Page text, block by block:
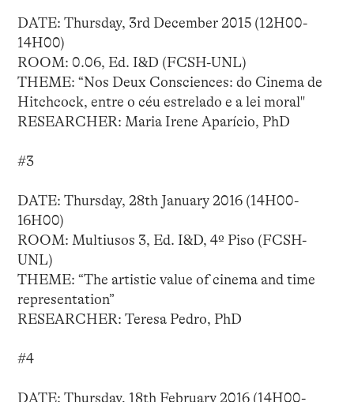
DATE: Thursday, 3rd December 2015 (12H00-
14H00)
ROOM: 0.06, Ed. I&D (FCSH-UNL)
THEME: “Nos Deux Consciences: do Cinema de
Hitchcock, entre o céu estrelado e a lei moral"
RESEARCHER: Maria Irene Aparício, PhD
#3
DATE: Thursday, 28th January 2016 (14H00-
16H00)
ROOM: Multiusos 3, Ed. I&D, 4º Piso (FCSH-
UNL)
THEME: “The artistic value of cinema and time
representation”
RESEARCHER: Teresa Pedro, PhD
#4
DATE: Thursday, 18th February 2016 (14H00-